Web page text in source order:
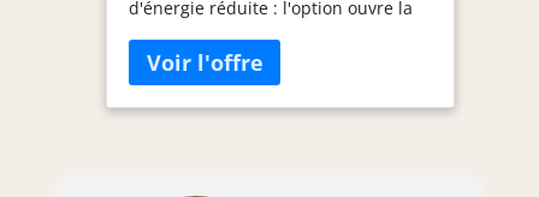
d'énergie réduite : l'option ouvre la
la fin du cycle tout en préservant le
top de la cuisine Zone de lavage
active 3D : le nouveau système de